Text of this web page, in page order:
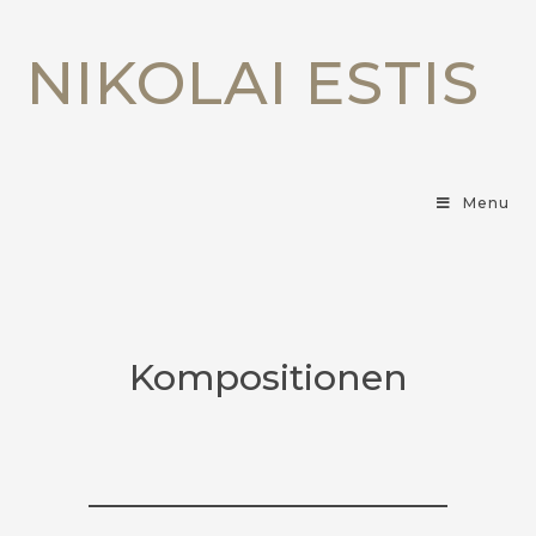
NIKOLAI ESTIS
Menu
Kompositionen